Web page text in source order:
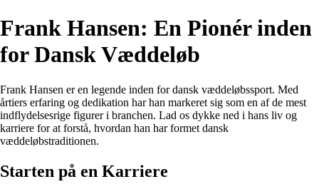
Frank Hansen: En Pionér inden
for Dansk Væddeløb
Frank Hansen er en legende inden for dansk væddeløbssport. Med
årtiers erfaring og dedikation har han markeret sig som en af de mest
indflydelsesrige figurer i branchen. Lad os dykke ned i hans liv og
karriere for at forstå, hvordan han har formet dansk
væddeløbstraditionen.
Starten på en Karriere